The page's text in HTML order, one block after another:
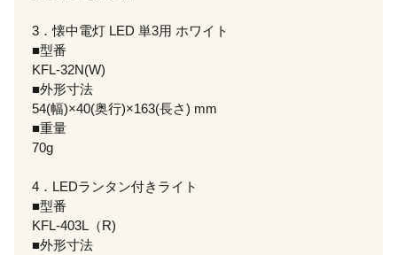
3．懐中電灯 LED 単3用 ホワイト
■型番
KFL-32N(W)
■外形寸法
54(幅)×40(奥行)×163(長さ) mm
■重量
70g
4．LEDランタン付きライト
■型番
KFL-403L（R)
■外形寸法